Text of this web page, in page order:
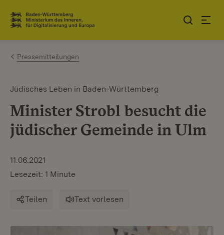
Zum Inhalt springen
Link zur Startseite
Pressemitteilungen
Jüdisches Leben in Baden-Württemberg
Minister Strobl besucht die
jüdischer Gemeinde in Ulm
11.06.2021
Lesezeit: 1 Minute
Teilen Text vorlesen